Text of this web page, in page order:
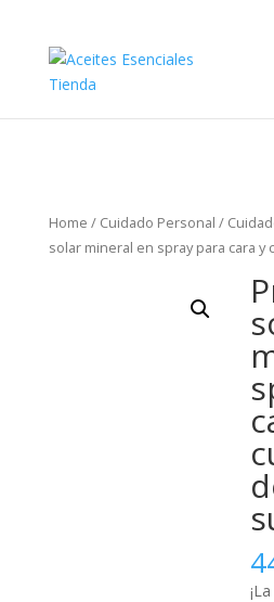
Home / Cuidado Personal /
solar mineral en spray para cara y